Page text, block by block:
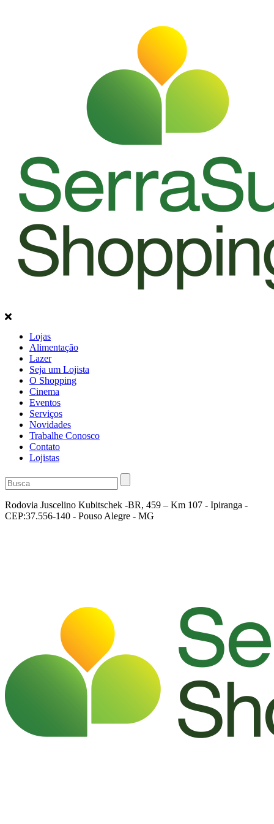
Lojas
Alimentação
Lazer
Seja um Lojista
O Shopping
Cinema
Eventos
Serviços
Novidades
Trabalhe Conosco
Contato
Lojistas
Rodovia Juscelino Kubitschek -BR, 459 – Km 107 - Ipiranga -
CEP:37.556-140 - Pouso Alegre - MG